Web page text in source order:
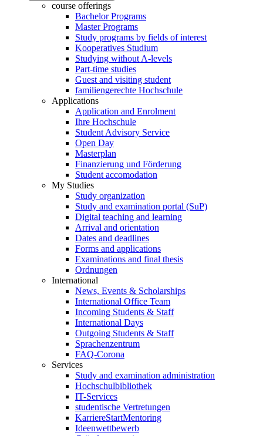
course offerings
Bachelor Programs
Master Programs
Study programs by fields of interest
Kooperatives Studium
Studying without A-levels
Part-time studies
Guest and visiting student
familiengerechte Hochschule
Applications
Application and Enrolment
Ihre Hochschule
Student Advisory Service
Open Day
Masterplan
Finanzierung und Förderung
Student accomodation
My Studies
Study organization
Study and examination portal (SuP)
Digital teaching and learning
Arrival and orientation
Dates and deadlines
Forms and applications
Examinations and final thesis
Ordnungen
International
News, Events & Scholarships
International Office Team
Incoming Students & Staff
International Days
Outgoing Students & Staff
Sprachenzentrum
FAQ-Corona
Services
Study and examination administration
Hochschulbibliothek
IT-Services
studentische Vertretungen
KarriereStartMentoring
Ideenwettbewerb